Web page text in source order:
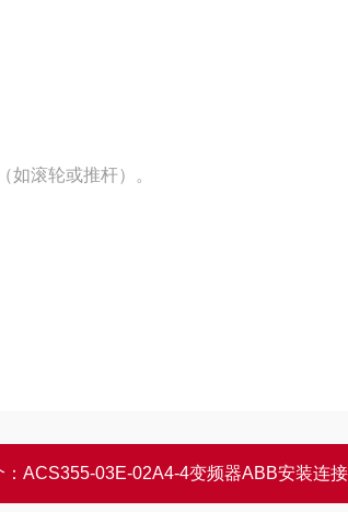
滚轮或推杆）。
ACS355-03E-02A4-4变频器ABB安装连接尺寸